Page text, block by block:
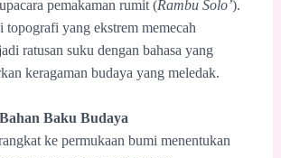
pemakaman rumit (Rambu Solo’).
topografi yang ekstrem memecah
ratusan suku dengan bahasa yang
keragaman budaya yang meledak.
Baku Budaya
ke permukaan bumi menentukan